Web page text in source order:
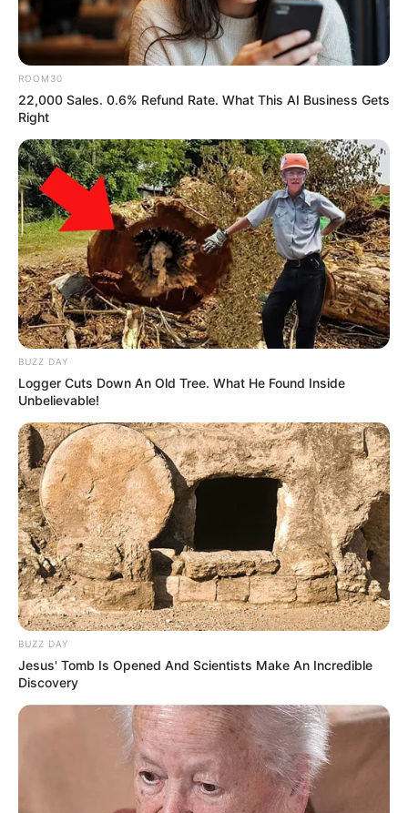
ROOM30
22,000 Sales. 0.6% Refund Rate. What This AI Business Gets
Right
BUZZ DAY
Logger Cuts Down An Old Tree. What He Found Inside
Unbelievable!
BUZZ DAY
Jesus' Tomb Is Opened And Scientists Make An Incredible
Discovery